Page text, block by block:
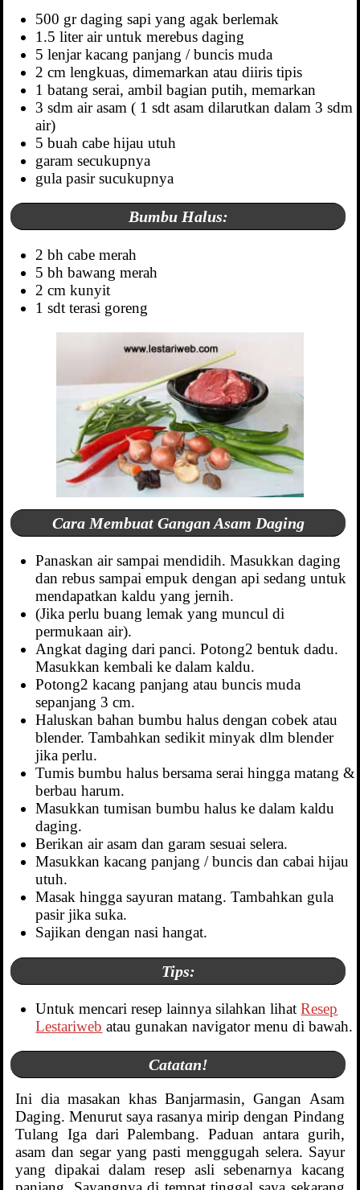
500 gr daging sapi yang agak berlemak
1.5 liter air untuk merebus daging
5 lenjar kacang panjang / buncis muda
2 cm lengkuas, dimemarkan atau diiris tipis
1 batang serai, ambil bagian putih, memarkan
3 sdm air asam ( 1 sdt asam dilarutkan dalam 3 sdm
air)
5 buah cabe hijau utuh
garam secukupnya
gula pasir sucukupnya
Bumbu Halus:
2 bh cabe merah
5 bh bawang merah
2 cm kunyit
1 sdt terasi goreng
Cara Membuat Gangan Asam Daging
Panaskan air sampai mendidih. Masukkan daging
dan rebus sampai empuk dengan api sedang untuk
mendapatkan kaldu yang jernih.
(Jika perlu buang lemak yang muncul di
permukaan air).
Angkat daging dari panci. Potong2 bentuk dadu.
Masukkan kembali ke dalam kaldu.
Potong2 kacang panjang atau buncis muda
sepanjang 3 cm.
Haluskan bahan bumbu halus dengan cobek atau
blender. Tambahkan sedikit minyak dlm blender
jika perlu.
Tumis bumbu halus bersama serai hingga matang &
berbau harum.
Masukkan tumisan bumbu halus ke dalam kaldu
daging.
Berikan air asam dan garam sesuai selera.
Masukkan kacang panjang / buncis dan cabai hijau
utuh.
Masak hingga sayuran matang. Tambahkan gula
pasir jika suka.
Sajikan dengan nasi hangat.
Tips:
Untuk mencari resep lainnya silahkan lihatResep
Lestariweb atau gunakan navigator menu di bawah.
Catatan!
Ini dia masakan khas Banjarmasin, Gangan Asam
Daging. Menurut saya rasanya mirip dengan Pindang
Tulang Iga dari Palembang. Paduan antara gurih,
asam dan segar yang pasti menggugah selera. Sayur
yang dipakai dalam resep asli sebenarnya kacang